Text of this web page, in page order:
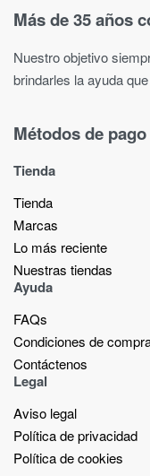
Más de 35 años
Nuestro objetivo
brindarles la ayuda
Métodos de
Tienda
Tienda
Marcas
Lo más reciente​
Nuestras tiendas​
Ayuda
FAQs
Condiciones de
Contáctenos
Legal
Aviso legal
Política de privacidad
Política de cookies